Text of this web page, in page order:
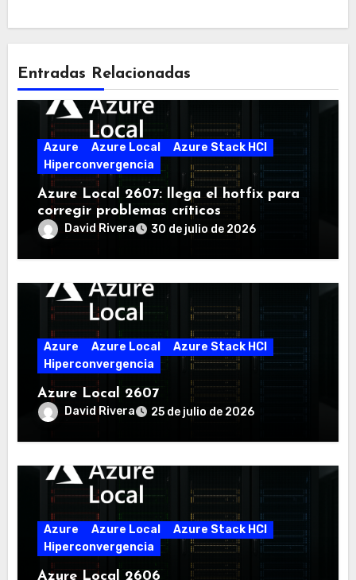
Entradas Relacionadas
Azure Azure Local
Azure Stack HCI
Hiperconvergencia
Azure Local 2607: llega el hotfix para
corregir problemas críticos
David Rivera 30 de julio de 2026
Azure Azure Local
Azure Stack HCI
Hiperconvergencia
Azure Local 2607
David Rivera 25 de julio de 2026
Azure Azure Local
Azure Stack HCI
Hiperconvergencia
Azure Local 2606